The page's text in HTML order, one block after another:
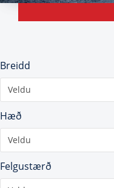
Breidd
Hæð
Felgustærð